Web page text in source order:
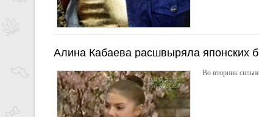
Алина Кабаева расшвыряла японских
Во вторник